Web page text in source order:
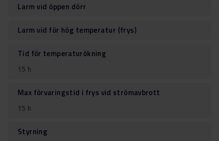
Larm vid öppen dörr
Larm vid för hög temperatur (frys)
Tid för temperaturökning
15 h
Max förvaringstid i frys vid strömavbrott
15 h
Styrning